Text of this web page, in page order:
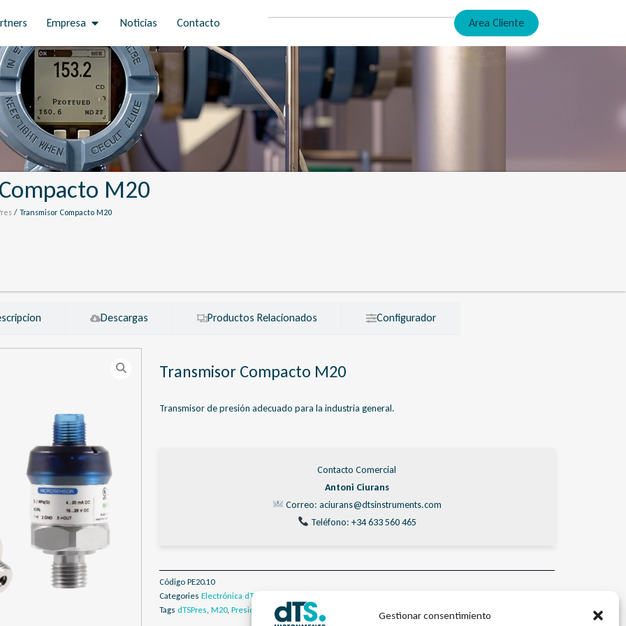
Gestionar consentimiento
Empresa Open Empresa
Noticias Contacto Area Cliente
M20
/ Transmisor Compacto M20
Descargas Productos Relacionados Configurador
Transmisor Compacto M20
Transmisor de presión adecuado para la industria general.
Contacto Comercial
Antoni Ciurans
Correo: aciurans@dtsinstruments.com
Teléfono: +34 633 560 465
Código PE20.10
Categories Electrónica dTSPres
Tags dTSPres, M20, Presión Transmisor compacto Transmisores presión